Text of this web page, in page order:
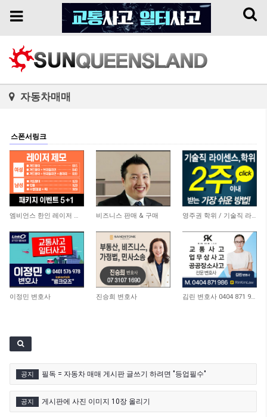
Toggle
Toggle
자동차매매
스폰서링크
3,779 엠비언스 한인 레이저 클리닉 5,865
비즈니스 판매 & 구매 20,765 영주권 학위 / 기술직 라이센스 최소2주안에 받기! (요리, 페인팅, 용접, 차일드케어 등…
10,978
이정민 변호사 10,732
진승희 변호사 12,936 김린 변호사 0404 871 986
공지 필독 = 자동차 매매 게시판 글쓰기 하려면 "등업필수"
공지 게시판에 사진 이미지 10장 올리기